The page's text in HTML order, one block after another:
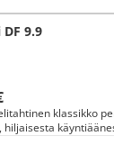
9.9
klassikko